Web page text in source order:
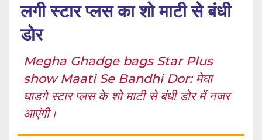
लगी स्टार प्लस का शो माटी से बंधी
डोर
Megha Ghadge bags Star Plus
show Maati Se Bandhi Dor: मेघा
घाडगे स्टार प्लस के शो माटी से बंधी डोर में नजर
आएंगी।